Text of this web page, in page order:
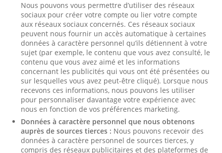
Nous pouvons vous permettre d’utiliser des réseaux
sociaux pour créer votre compte ou lier votre compte
aux réseaux sociaux concernés. Ces réseaux sociaux
peuvent nous fournir un accès automatique à certaines
données à caractère personnel qu’ils détiennent à votre
sujet (par exemple, le contenu que vous avez consulté, le
contenu que vous avez aimé et les informations
concernant les publicités qui vous ont été présentées ou
sur lesquelles vous avez peut-être cliqué). Lorsque nous
recevons ces informations, nous pouvons les utiliser
pour personnaliser davantage votre expérience avec
nous en fonction de vos préférences marketing.
Données à caractère personnel que nous obtenons
auprès de sources tierces : Nous pouvons recevoir des
données à caractère personnel de sources tierces, y
compris des réseaux publicitaires et des plateformes de